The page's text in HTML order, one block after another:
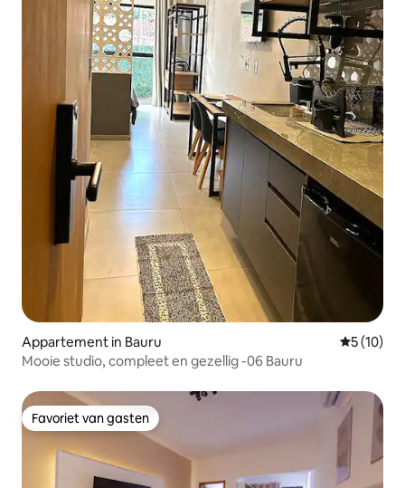
Appartement in Bauru
5 (10)
Mooie studio, compleet en gezellig -06 Bauru
Favoriet van gasten
Favoriet van gasten